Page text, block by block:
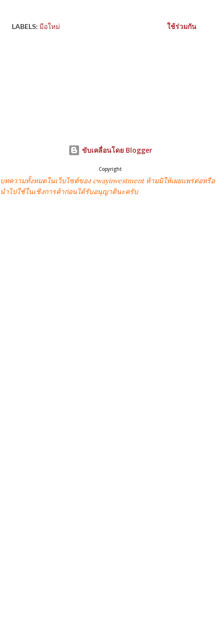
LABELS: มือใหม่ ใช้ร่วมกัน
ขับเคลื่อนโดย Blogger
Copyright
บทความทั้งหมดในเว็บไซต์ของ cwayinvestment ห้ามมิให้เผยแพร่ต่อหรือ
นำไปใช้ในเชิงการค้าก่อนได้รับอนุญาตินะครับ